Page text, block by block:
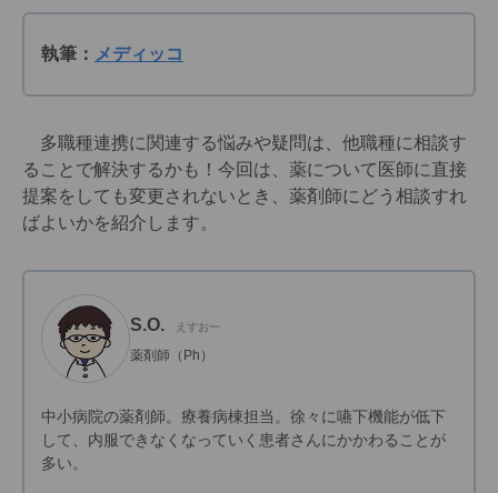
執筆： メディッコ
多職種連携に関連する悩みや疑問は、他職種に相談す
ることで解決するかも！今回は、薬について医師に直接
提案をしても変更されないとき、薬剤師にどう相談すれ
ばよいかを紹介します。
S.O. えすおー
薬剤師（Ph）
中小病院の薬剤師。療養病棟担当。徐々に嚥下機能が低下
して、内服できなくなっていく患者さんにかかわることが
多い。